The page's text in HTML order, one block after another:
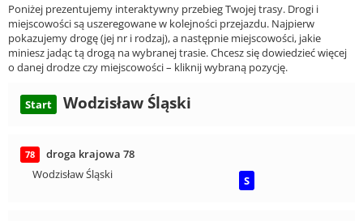
Poniżej prezentujemy interaktywny przebieg Twojej trasy. Drogi i
miejscowości są uszeregowane w kolejności przejazdu. Najpierw
pokazujemy drogę (jej nr i rodzaj), a następnie miejscowości, jakie
miniesz jadąc tą drogą na wybranej trasie. Chcesz się dowiedzieć więcej
o danej drodze czy miejscowości – kliknij wybraną pozycję.
Start Wodzisław Śląski
78
droga krajowa 78
Wodzisław Śląski
S